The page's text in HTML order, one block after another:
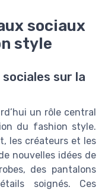
sociaux
style
sur la
un rôle central
du fashion style.
les créateurs et les
nouvelles idées de
des pantalons
soignés. Ces